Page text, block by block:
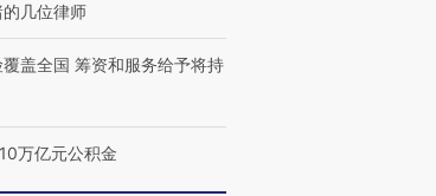
几位律师
盖全国 筹资和服务给予将持
万亿元公积金